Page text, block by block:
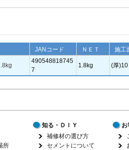
JANコード ＮＥＴ 施工
490548818745
7
1.8kg (厚
所
知る・ＤＩＹ
補修材の選び方
セメントについて
お